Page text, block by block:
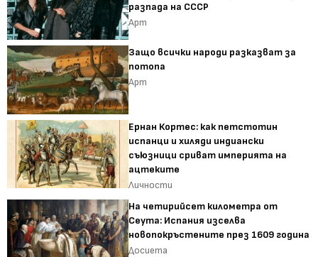
разпада на СССР
Арт
Защо всички народи разказват за
потопа
Арт
Ернан Кортес: как петстотин
испанци и хиляди индиански
съюзници сриват империята на
ацтеките
Личности
На четирийсет километра от
Сеута: Испания изселва
новопокръстените през 1609 година
Досиета